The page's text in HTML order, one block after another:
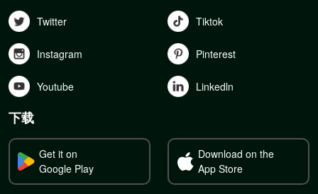
Twitter Tiktok
Instagram Pinterest
Youtube Linkedln
下载
Get it on
Google Play
Download on the
App Store